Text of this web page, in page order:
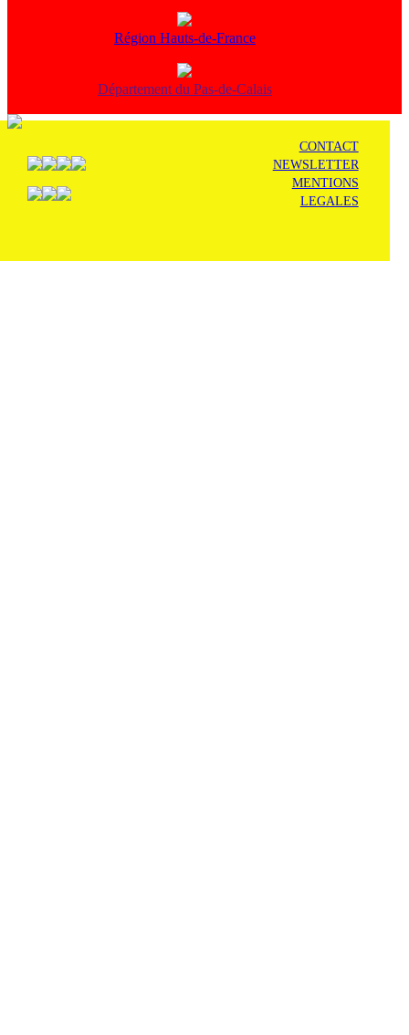
Région Hauts-de-France
Département du Pas-de-Calais
CONTACT
NEWSLETTER
MENTIONS
LEGALES